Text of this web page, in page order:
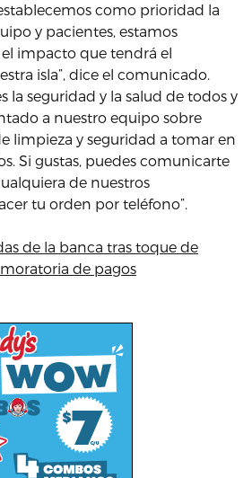
como prioridad la
y pacientes, estamos
impacto que tendrá el
isla”, dice el comunicado.
la seguridad y la salud de todos y
a nuestro equipo sobre
limpieza y seguridad a tomar en
Si gustas, puedes comunicarte
de nuestros
tu orden por teléfono”.
de la banca tras toque de
de pagos